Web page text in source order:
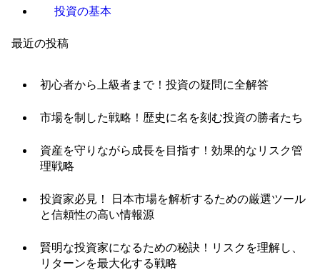
投資の基本
最近の投稿
初心者から上級者まで！投資の疑問に全解答
市場を制した戦略！歴史に名を刻む投資の勝者たち
資産を守りながら成長を目指す！効果的なリスク管
理戦略
投資家必見！ 日本市場を解析するための厳選ツール
と信頼性の高い情報源
賢明な投資家になるための秘訣！リスクを理解し、
リターンを最大化する戦略